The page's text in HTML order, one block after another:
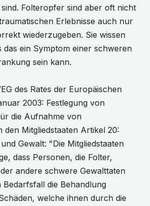
Folteropfer sind aber oft nicht
Erlebnisse auch nur
wiederzugeben. Sie wissen
das ein Symptom einer schweren
sein kann.
des Rates der Europäischen
2003: Festlegung von
die Aufnahme von
den Mitgliedstaaten Artikel 20:
Gewalt: "Die Mitgliedstaaten
dass Personen, die Folter,
andere schwere Gewalttaten
die Behandlung
welche ihnen durch die